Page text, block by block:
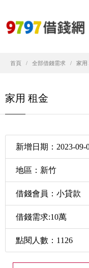
首頁 全部借錢需求 家用
家用 租金
新增日期：2023-09-
地區：新竹
借錢會員：小貸款
借錢需求:10萬
點閱人數：1126